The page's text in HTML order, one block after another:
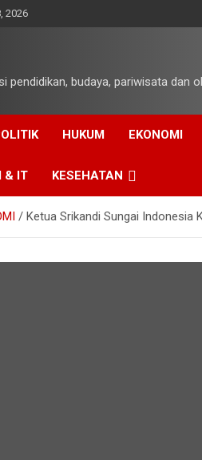
2026
pendidikan, budaya, pariwisata dan
HUKUM EKONOMI
& IT KESEHATAN
Ketua Srikandi Sungai Indonesia